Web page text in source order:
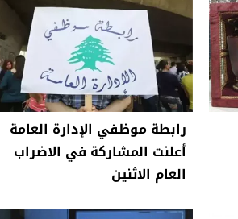
رابطة موظفي الإدارة العامة
أعلنت المشاركة في الاضراب
العام الاثنين